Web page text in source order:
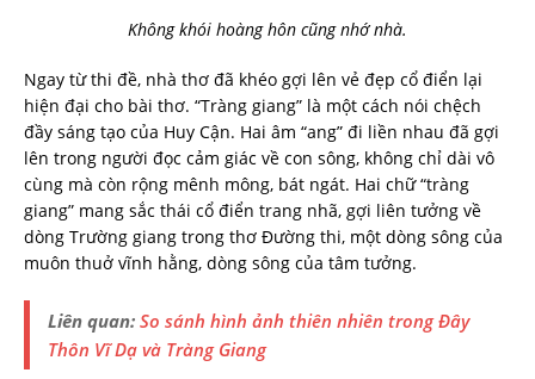
Không khói hoàng hôn cũng nhớ nhà.
Ngay từ thi đề, nhà thơ đã khéo gợi lên vẻ đẹp cổ điển lại
hiện đại cho bài thơ. “Tràng giang” là một cách nói chệch
đầy sáng tạo của Huy Cận. Hai âm “ang” đi liền nhau đã gợi
lên trong người đọc cảm giác về con sông, không chỉ dài vô
cùng mà còn rộng mênh mông, bát ngát. Hai chữ “tràng
giang” mang sắc thái cổ điển trang nhã, gợi liên tưởng về
dòng Trường giang trong thơ Đường thi, một dòng sông của
muôn thuở vĩnh hằng, dòng sông của tâm tưởng.
Liên quan: So sánh hình ảnh thiên nhiên trong Đây
Thôn Vĩ Dạ và Tràng Giang